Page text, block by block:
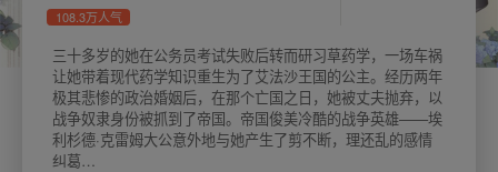
108.3万人气
三十多岁的她在公务员考试失败后转而研习草药学，一场车祸
让她带着现代药学知识重生为了艾法沙王国的公主。经历两年
极其悲惨的政治婚姻后，在那个亡国之日，她被丈夫抛弃，以
战争奴隶身份被抓到了帝国。帝国俊美冷酷的战争英雄——埃
利杉德·克雷姆大公意外地与她产生了剪不断，理还乱的感情
纠葛…